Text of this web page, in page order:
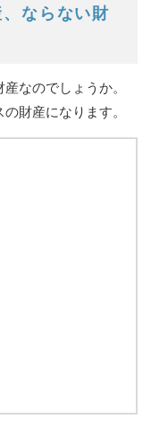
ならない財
なのでしょうか。
財産になります。